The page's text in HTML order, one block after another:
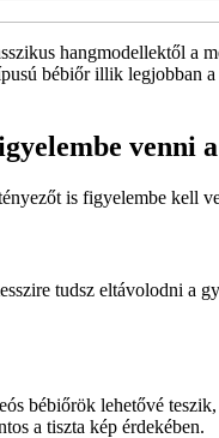
hangmodellektől
bébiőr illik legjobban
venni
is figyelembe kell
tudsz eltávolodni a
bébiőrök lehetővé
a tiszta kép érdekében.